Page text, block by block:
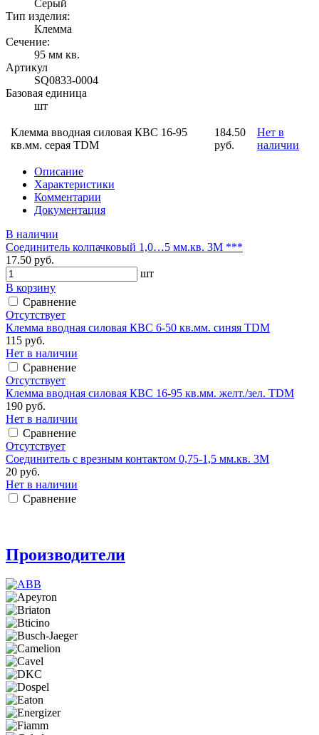
Серый
Тип изделия:
Клемма
Сечение:
95 мм кв.
Артикул
SQ0833-0004
Базовая единица
шт
Клемма вводная силовая КВС 16-95
кв.мм. серая TDM
184.50
руб.
Нет в
наличии
Описание
Характеристики
Комментарии
Документация
В наличии
Соединитель колпачковый 1,0…5 мм.кв. 3М ***
17.50 руб.
шт
В корзину
Сравнение
Отсутствует
Клемма вводная силовая КВС 6-50 кв.мм. синяя TDM
115 руб.
Нет в наличии
Сравнение
Отсутствует
Клемма вводная силовая КВС 16-95 кв.мм. желт./зел. TDM
190 руб.
Нет в наличии
Сравнение
Отсутствует
Соединитель с врезным контактом 0,75-1,5 мм.кв. 3М
20 руб.
Нет в наличии
Сравнение
Производители